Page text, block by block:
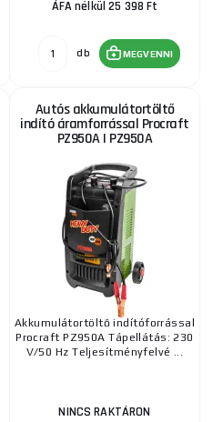
ÁFA nélkül 25 398 Ft
db MEGVENNI
Autós akkumulátortöltő
indító áramforrással Procraft
PZ950A | PZ950A
Akkumulátortöltő indítóforrással
Procraft PZ950A Tápellátás: 230
V/50 Hz Teljesítményfelvé ...
NINCS RAKTÁRON